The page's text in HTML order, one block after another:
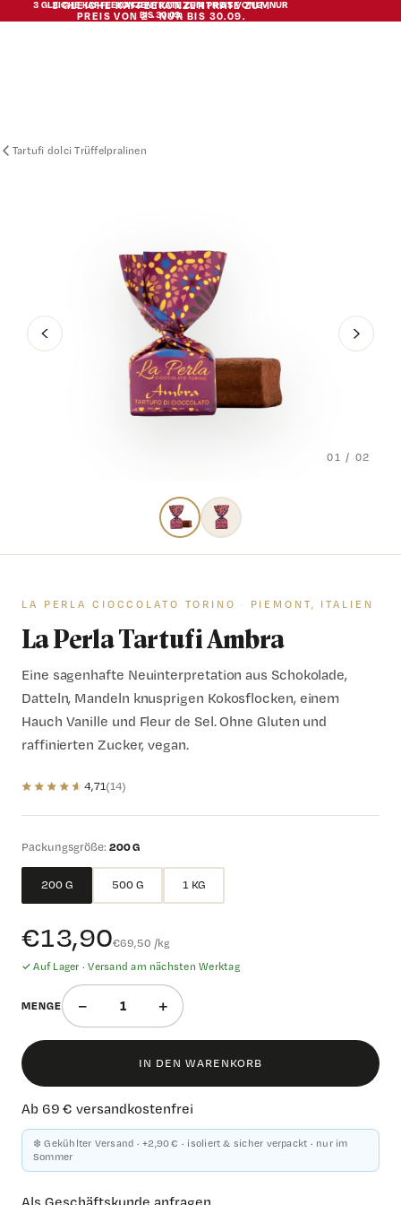
3 GLEICHE KAFFEEKONZENTRATE ZUM
PREIS VON 2 · NUR BIS 30.09.
3 GLEICHE KAFFEEKONZENTRATE ZUM PREIS VON 2 · NUR
BIS 30.09.
Tartufi dolci Trüffelpralinen
‹ ›
01 / 02
LA PERLA CIOCCOLATO TORINO · PIEMONT, ITALIEN
La Perla Tartufi Ambra
Eine sagenhafte Neuinterpretation aus Schokolade,
Datteln, Mandeln knusprigen Kokosflocken, einem
Hauch Vanille und Fleur de Sel. Ohne Gluten und
raffinierten Zucker, vegan.
★★★★★ 4,71(14)
Packungsgröße: 200 G
200 G 500 G 1 KG
€13,90€69,50 /kg
✓ Auf Lager ·Versand am nächsten Werktag
MENGE − +
IN DEN WARENKORB
Ab 69 € versandkostenfrei
❄️ Gekühlter Versand · +2,90 € · isoliert & sicher verpackt · nur im
Sommer